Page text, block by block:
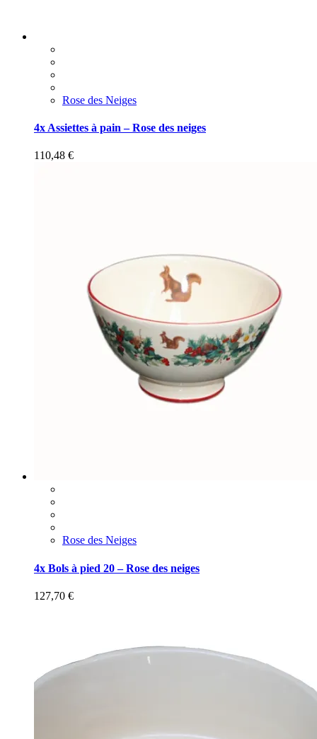
Rose des Neiges
4x Assiettes à pain – Rose des neiges
110,48 €
Rose des Neiges
4x Bols à pied 20 – Rose des neiges
127,70 €